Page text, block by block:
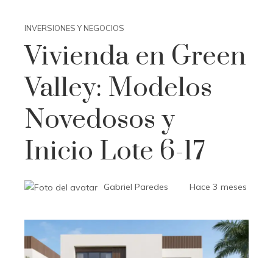
INVERSIONES Y NEGOCIOS
Vivienda en Green
Valley: Modelos
Novedosos y
Inicio Lote 6-17
Gabriel Paredes Hace 3 meses